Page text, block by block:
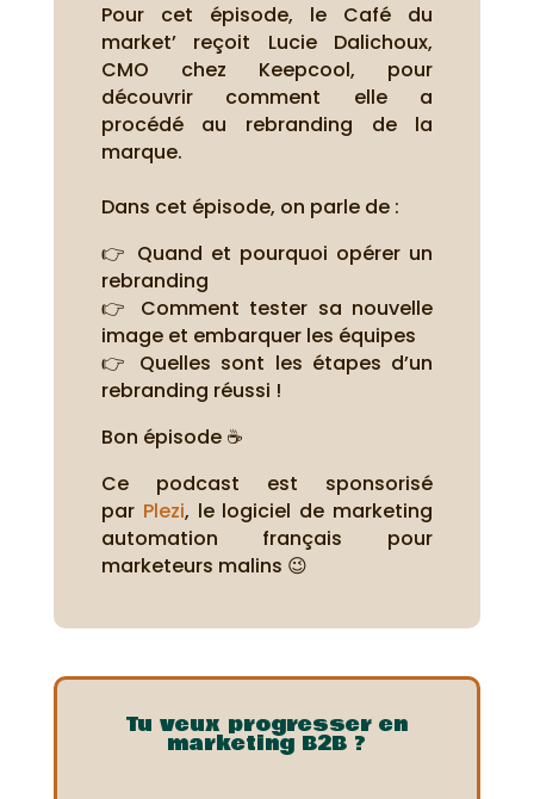
Pour cet épisode, le Café du
market’ reçoit Lucie Dalichoux,
CMO chez Keepcool, pour
découvrir comment elle a
procédé au rebranding de la
marque.
Dans cet épisode, on parle de :
👉 Quand et pourquoi opérer un
rebranding
👉 Comment tester sa nouvelle
image et embarquer les équipes
👉 Quelles sont les étapes d’un
rebranding réussi !
Bon épisode ☕
Ce podcast est sponsorisé
par Plezi, le logiciel de marketing
automation français pour
marketeurs malins 😉
Tu veux progresser en
marketing B2B ?